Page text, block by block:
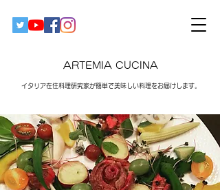
ARTEMIA CUCINA
イタリア在住料理研究家が簡単で美味しい料理をお届けします。​